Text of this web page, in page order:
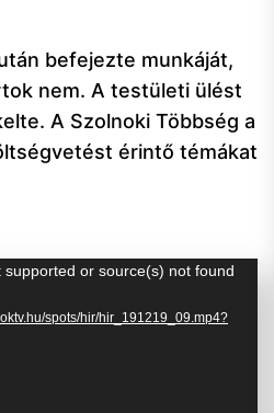
befejezte munkáját,
nem. A testületi ülést
A Szolnoki Többség a
érintő témákat
or source(s) not found
spots/hir/hir_191219_09.mp4?